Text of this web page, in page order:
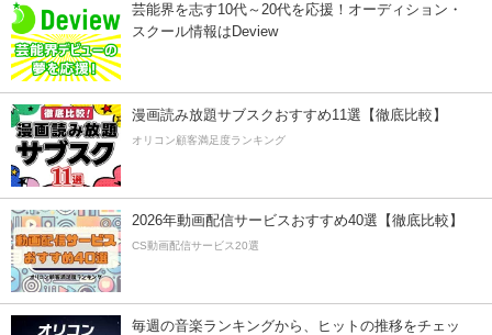
芸能界を志す10代～20代を応援！オーディション・
スクール情報はDeview
漫画読み放題サブスクおすすめ11選【徹底比較】
オリコン顧客満足度ランキング
2026年動画配信サービスおすすめ40選【徹底比較】
CS動画配信サービス20選
毎週の音楽ランキングから、ヒットの推移をチェッ